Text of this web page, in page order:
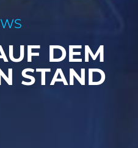
DEM
STAND